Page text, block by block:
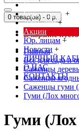
Cредства от
Сад, огород +
Дача, дом +
Акции +
Юр. лицам +
Новости +
ЛИЧНЫЙ
О НАС
КОНТАКТЫ
0 товар(ов) - 0 р.
В корзине
Главная
Всё для сада и
Саженцы
Саженцы
Саженцы гуми
Гуми (Лох
Гуми (Лох